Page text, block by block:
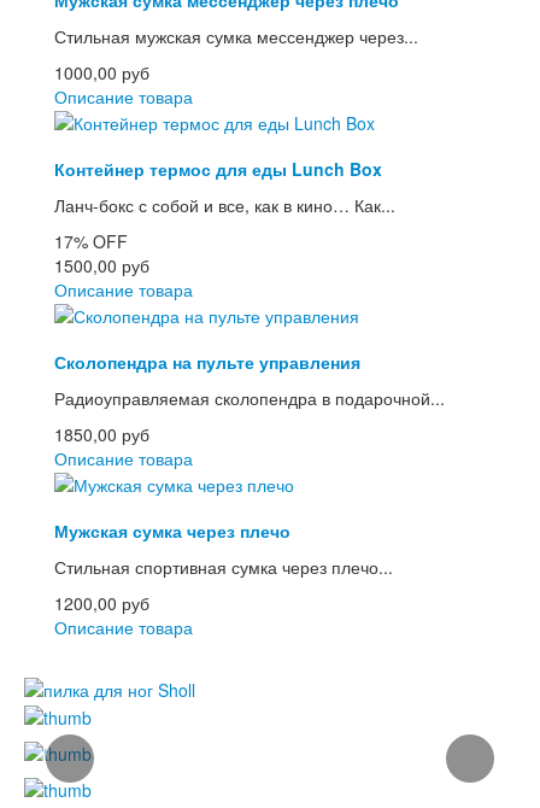
Стильная мужская сумка мессенджер через...
1000,00 руб
Описание товара
Контейнер термос для еды Lunch Box
Ланч-бокс с собой и все, как в кино… Как...
17% OFF
1500,00 руб
Описание товара
Сколопендра на пульте управления
Радиоуправляемая сколопендра в подарочной...
1850,00 руб
Описание товара
Мужская сумка через плечо
Стильная спортивная сумка через плечо...
1200,00 руб
Описание товара